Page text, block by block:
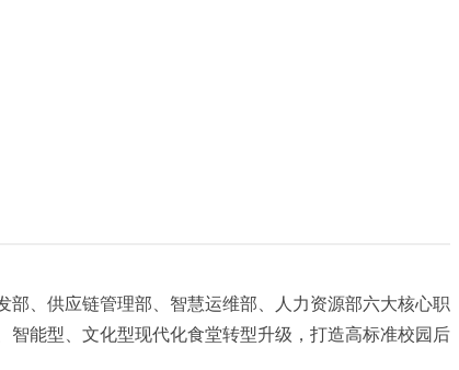
、供应链管理部、智慧运维部、人力资源部六大核心职
能型、文化型现代化食堂转型升级，打造高标准校园后